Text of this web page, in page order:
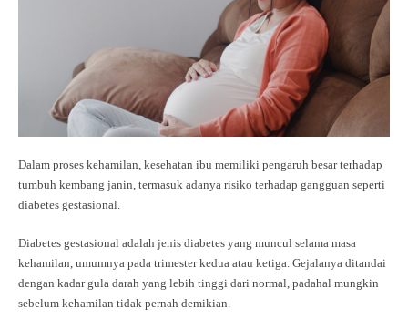
Dalam proses kehamilan, kesehatan ibu memiliki pengaruh besar terhadap
tumbuh kembang janin, termasuk adanya risiko terhadap gangguan seperti
diabetes gestasional.
Diabetes gestasional adalah jenis diabetes yang muncul selama masa
kehamilan, umumnya pada trimester kedua atau ketiga. Gejalanya ditandai
dengan kadar gula darah yang lebih tinggi dari normal, padahal mungkin
sebelum kehamilan tidak pernah demikian.